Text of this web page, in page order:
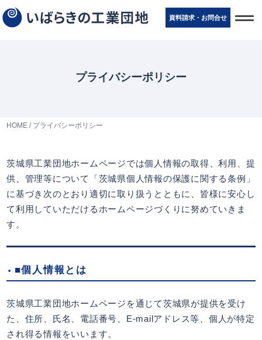
資料請求・お問合せ
t
o
プライバシーポリシー
HOME / プライバシーポリシー
茨城県工業団地ホームページでは個人情報の取得、利用、提
供、管理等について「茨城県個人情報の保護に関する条例」
に基づき次のとおり適切に取り扱うとともに、皆様に安心し
て利用していただけるホームページづくりに努めていきま
す。
■個人情報とは
茨城県工業団地ホームページを通じて茨城県が提供を受け
た、住所、氏名、電話番号、E-mailアドレス等、個人が特定
され得る情報をいいます。